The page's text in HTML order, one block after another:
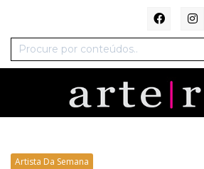
Artista Da Semana